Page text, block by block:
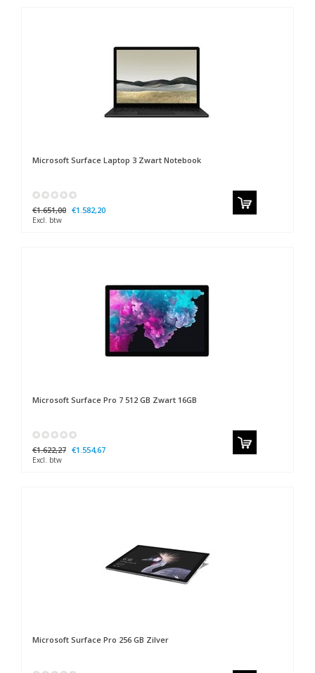
Microsoft Surface Laptop 3 Zwart Notebook
€1.651,00 €1.582,20
Excl. btw
Microsoft Surface Pro 7 512 GB Zwart 16GB
€1.622,27 €1.554,67
Excl. btw
Microsoft Surface Pro 256 GB Zilver